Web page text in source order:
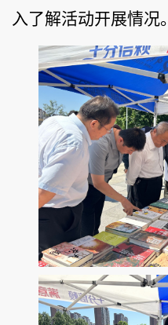
入了解活动开展情况。